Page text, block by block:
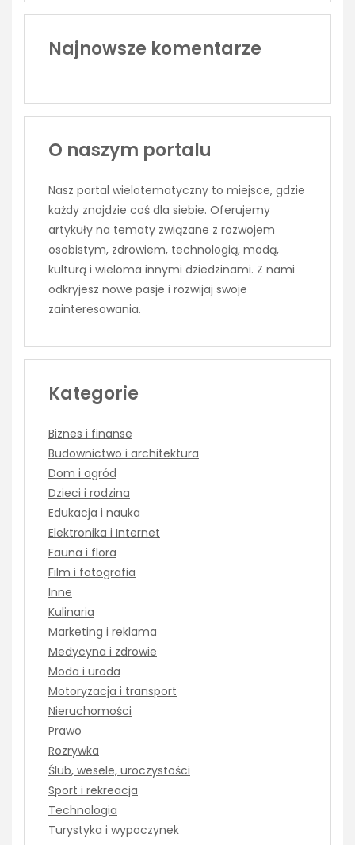
Najnowsze komentarze
O naszym portalu
Nasz portal wielotematyczny to miejsce, gdzie
każdy znajdzie coś dla siebie. Oferujemy
artykuły na tematy związane z rozwojem
osobistym, zdrowiem, technologią, modą,
kulturą i wieloma innymi dziedzinami. Z nami
odkryjesz nowe pasje i rozwijaj swoje
zainteresowania.
Kategorie
Biznes i finanse
Budownictwo i architektura
Dom i ogród
Dzieci i rodzina
Edukacja i nauka
Elektronika i Internet
Fauna i flora
Film i fotografia
Inne
Kulinaria
Marketing i reklama
Medycyna i zdrowie
Moda i uroda
Motoryzacja i transport
Nieruchomości
Prawo
Rozrywka
Ślub, wesele, uroczystości
Sport i rekreacja
Technologia
Turystyka i wypoczynek